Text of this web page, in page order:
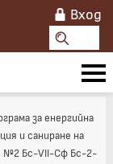
Вход
за енергийна
и саниране на
№2 Бс-VII-Сф Бс-2-